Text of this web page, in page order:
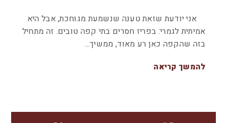
אני יודעת שזאת טענה שנשמעת מגוחכת, אבל היא
אמיתית לגמרי: בפריז חסרים בתי קפה טובים. זה מתחיל
בזה שהקפה כאן רע מאוד, ממשיך…
להמשך קריאה